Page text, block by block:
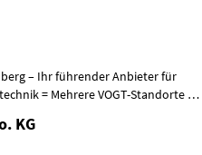
– Ihr führender Anbieter für
+
KG